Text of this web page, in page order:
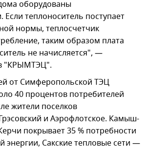
оборудованы
Если теплоноситель поступает
нормы, теплосчетчик
таким образом плата
не начисляется", —
"КРЫМТЭЦ".
от Симферопольской ТЭЦ
40 процентов потребителей
жители поселков
и Аэрофлотское. Камыш-
покрывает 35 % потребности
энергии, Сакские тепловые сети —